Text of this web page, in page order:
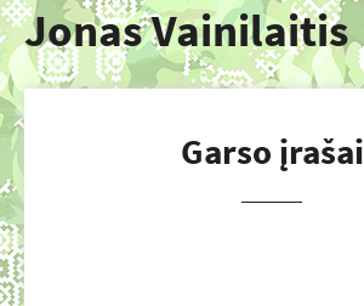
Jonas Vainilaitis
Garso įrašai